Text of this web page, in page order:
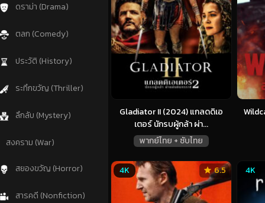
ดราม่า (Drama)
ตลก (Comedy)
ประวัติ (History)
ระทึกขวัญ (Thriller)
ลึกลับ (Mystery)
สงคราม (War)
สยองขวัญ (Horror)
สารคดี (Nonfiction)
Gladiator II (2024) แกลดดิเอ
เตอร์ นักรบผู้กล้า ผ่า...
พากย์ไทย + ซับไทย
6.5
4K 4K